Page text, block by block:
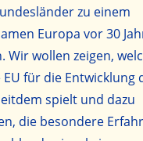
zu einem
Europa vor 30
Wir wollen zeigen,
EU für die Entwicklung
spielt und dazu
die besondere